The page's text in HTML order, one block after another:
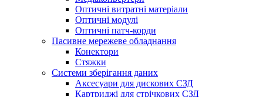
Оптичні витратні матеріали
Оптичні модулі
Оптичні патч-корди
Пасивне мережеве обладнання
Конектори
Стяжки
Системи зберігання даних
Аксесуари для дискових СЗД
Картриджі для стрічкових СЗД